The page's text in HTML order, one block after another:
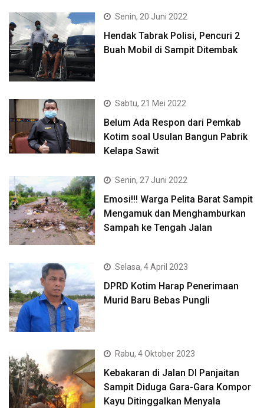
Senin, 20 Juni 2022
Hendak Tabrak Polisi, Pencuri 2
Buah Mobil di Sampit Ditembak
Sabtu, 21 Mei 2022
Belum Ada Respon dari Pemkab
Kotim soal Usulan Bangun Pabrik
Kelapa Sawit
Senin, 27 Juni 2022
Emosi!!! Warga Pelita Barat Sampit
Mengamuk dan Menghamburkan
Sampah ke Tengah Jalan
Selasa, 4 April 2023
DPRD Kotim Harap Penerimaan
Murid Baru Bebas Pungli
Rabu, 4 Oktober 2023
Kebakaran di Jalan DI Panjaitan
Sampit Diduga Gara-Gara Kompor
Kayu Ditinggalkan Menyala